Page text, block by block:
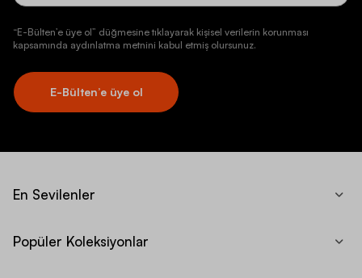
“E-Bülten’e üye ol” düğmesine tıklayarak kişisel verilerin korunması
kapsamında aydınlatma metnini kabul etmiş olursunuz.
E-Bülten’e üye ol
En Sevilenler
Popüler Koleksiyonlar